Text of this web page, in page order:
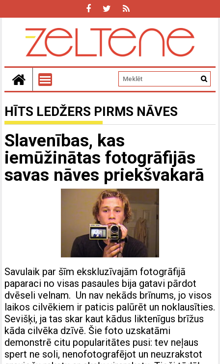
HĪTS LEDŽERS PIRMS NĀVES
Slavenības, kas
iemūžinātas fotogrāfijās
savas nāves priekšvakarā
Savulaik par šīm ekskluzīvajām fotogrāfijā
paparaci no visas pasaules bija gatavi pārdot
dvēseli velnam. Un nav nekāds brīnums, jo visos
laikos cilvēkiem ir paticis palūrēt un noklausīties.
Sevišķi, ja tas skar kaut kādus liktenīgus brīžus
kāda cilvēka dzīvē. Šie foto uzskatāmi
demonstrē citu popularitātes pusi: tev neļaus
spert ne soli, nenofotografējot un neuzrakstot